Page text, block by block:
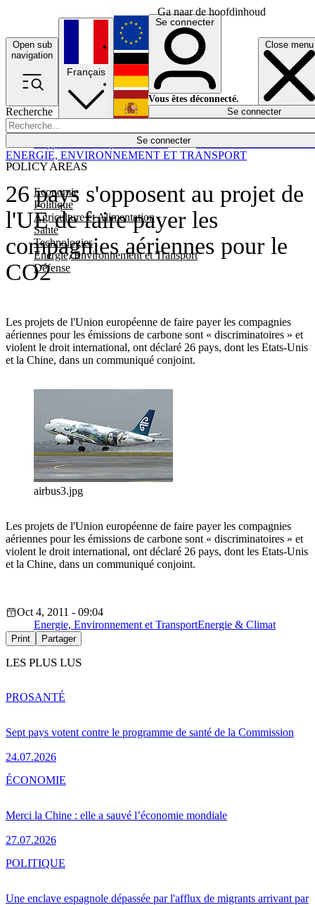
Ga naar de hoofdinhoud
Open sub
navigation
Close menu
Recherche
Se connecter
POLICY AREAS
Economie
Politique
Agriculture et Alimentation
Santé
Technologies
Energie, Environnement et Transport
Défense
Économie
Français
English
Deutsch
Español
Se connecter
Vous êtes déconnecté.
Se connecter
26 pays s'opposent au projet de
l'UE de faire payer les
compagnies aériennes pour le
CO2
Les projets de l'Union européenne de faire payer les compagnies
aériennes pour les émissions de carbone sont « discriminatoires » et
violent le droit international, ont déclaré 26 pays, dont les Etats-Unis
et la Chine, dans un communiqué conjoint.
ENERGIE, ENVIRONNEMENT ET TRANSPORT
airbus3.jpg
Les projets de l'Union européenne de faire payer les compagnies
aériennes pour les émissions de carbone sont « discriminatoires » et
violent le droit international, ont déclaré 26 pays, dont les Etats-Unis
et la Chine, dans un communiqué conjoint.
Oct 4, 2011 - 09:04
Energie, Environnement et TransportEnergie & Climat
Print Partager
LES PLUS LUS
Sept pays votent contre le programme de santé de la Commission
24.07.2026
PROSANTÉ
Merci la Chine : elle a sauvé l’économie mondiale
27.07.2026
ÉCONOMIE
Une enclave espagnole dépassée par l'afflux de migrants arrivant par
POLITIQUE